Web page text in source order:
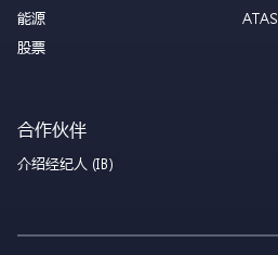
能源
股票
ATAS
合作伙伴
介绍经纪人 (IB)